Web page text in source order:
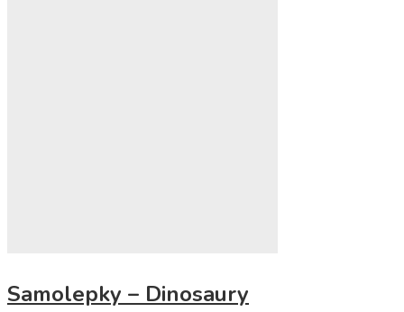
Samolepky – Dinosaury